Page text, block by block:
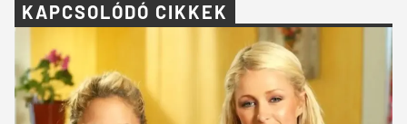
KAPCSOLÓDÓ CIKKEK